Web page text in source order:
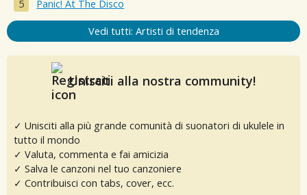
Panic! At The Disco
Vedi tutti: Artisti di tendenza
Unisciti alla nostra community!
✓ Unisciti alla più grande comunità di suonatori di ukulele in
tutto il mondo
✓ Valuta, commenta e fai amicizia
✓ Salva le canzoni nel tuo canzoniere
✓ Contribuisci con tabs, cover, ecc.